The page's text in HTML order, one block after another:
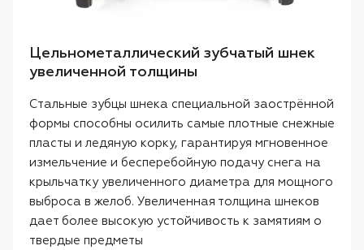
Цельнометаллический зубчатый шнек
увеличенной толщины
Стальные зубцы шнека специальной заострённой
формы способны осилить самые плотные снежные
пласты и ледяную корку, гарантируя мгновенное
измельчение и бесперебойную подачу снега на
крыльчатку увеличенного диаметра для мощного
выброса в желоб. Увеличенная толщина шнеков
дает более высокую устойчивость к замятиям о
твердые предметы